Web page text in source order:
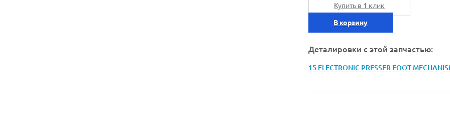
Купить в 1 клик
В корзину
Деталировки с этой запчастью:
15 ELECTRONIC PRESSER FOOT